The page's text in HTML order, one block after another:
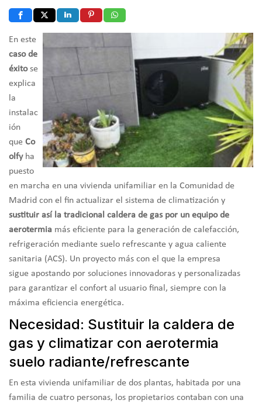
En este
caso de
éxitose
explica
la
instalac
ión
que Co
olfyha
puesto
en marcha en una vivienda unifamiliar en la Comunidad de
Madrid con el fin actualizar el sistema de climatización y
sustituir así la tradicional caldera de gas por un equipo de
aerotermia más eficiente para la generación de calefacción,
refrigeración mediante suelo refrescante y agua caliente
sanitaria (ACS). Un proyecto más con el que la empresa
sigue apostando por soluciones innovadoras y personalizadas
para garantizar el confort al usuario final, siempre con la
máxima eficiencia energética.
Necesidad: Sustituir la caldera de
gas y climatizar con aerotermia
suelo radiante/refrescante
En esta vivienda unifamiliar de dos plantas, habitada por una
familia de cuatro personas, los propietarios contaban con una